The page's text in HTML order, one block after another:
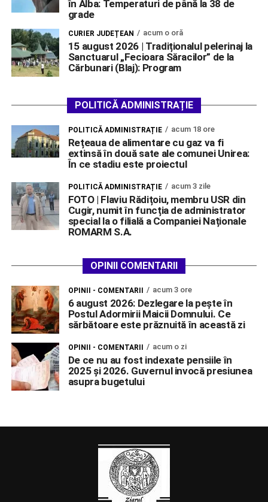
în Alba: Temperaturi de până la 38 de
grade
CURIER JUDEȚEAN acum o oră
15 august 2026 | Tradiționalul pelerinaj la
Sanctuarul „Fecioara Săracilor” de la
Cărbunari (Blaj): Program
POLITICĂ ADMINISTRAȚIE
POLITICĂ ADMINISTRAȚIE acum 18 ore
Rețeaua de alimentare cu gaz va fi
extinsă în două sate ale comunei Unirea:
În ce stadiu este proiectul
POLITICĂ ADMINISTRAȚIE acum 3 zile
FOTO | Flaviu Rădițoiu, membru USR din
Cugir, numit în funcția de administrator
special la o filială a Companiei Naționale
ROMARM S.A.
OPINII COMENTARII
OPINII - COMENTARII acum 3 ore
6 august 2026: Dezlegare la pește în
Postul Adormirii Maicii Domnului. Ce
sărbătoare este prăznuită în această zi
OPINII - COMENTARII acum o zi
De ce nu au fost indexate pensiile în
2025 și 2026. Guvernul invocă presiunea
asupra bugetului